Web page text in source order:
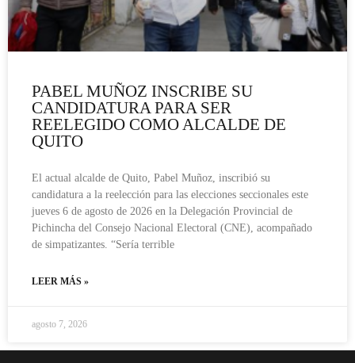
PABEL MUÑOZ INSCRIBE SU
CANDIDATURA PARA SER
REELEGIDO COMO ALCALDE DE
QUITO
El actual alcalde de Quito, Pabel Muñoz, inscribió su
candidatura a la reelección para las elecciones seccionales este
jueves 6 de agosto de 2026 en la Delegación Provincial de
Pichincha del Consejo Nacional Electoral (CNE), acompañado
de simpatizantes. “Sería terrible
LEER MÁS »
agosto 7, 2026